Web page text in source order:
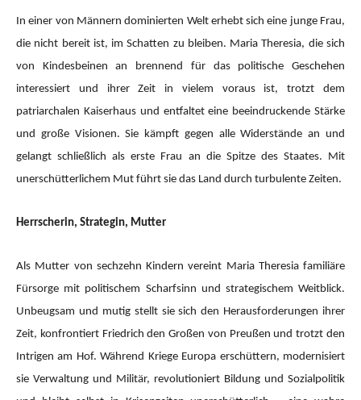
In einer von Männern dominierten Welt erhebt sich eine junge Frau,
die nicht bereit ist, im Schatten zu bleiben. Maria Theresia, die sich
von Kindesbeinen an brennend für das politische Geschehen
interessiert und ihrer Zeit in vielem voraus ist, trotzt dem
patriarchalen Kaiserhaus und entfaltet eine beeindruckende Stärke
und große Visionen. Sie kämpft gegen alle Widerstände an und
gelangt schließlich als erste Frau an die Spitze des Staates. Mit
unerschütterlichem Mut führt sie das Land durch turbulente Zeiten.
Herrscherin, Strategin, Mutter
Als Mutter von sechzehn Kindern vereint Maria Theresia familiäre
Fürsorge mit politischem Scharfsinn und strategischem Weitblick.
Unbeugsam und mutig stellt sie sich den Herausforderungen ihrer
Zeit, konfrontiert Friedrich den Großen von Preußen und trotzt den
Intrigen am Hof. Während Kriege Europa erschüttern, modernisiert
sie Verwaltung und Militär, revolutioniert Bildung und Sozialpolitik